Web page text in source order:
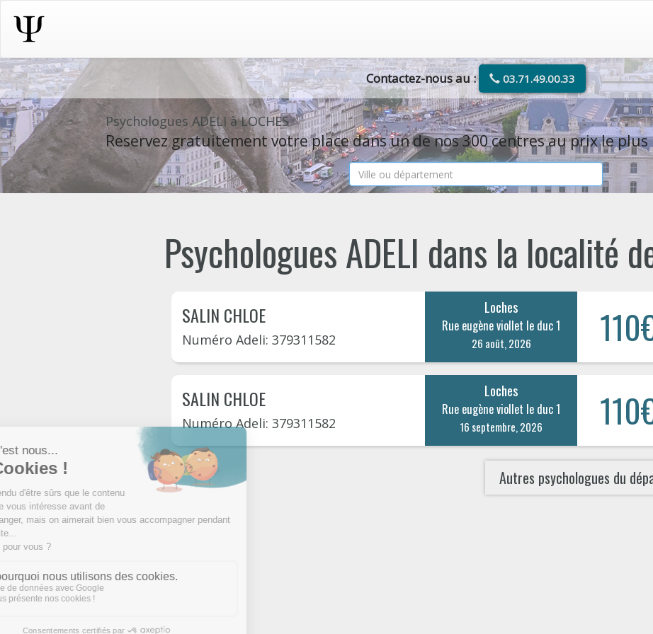
Contactez-nous au : 03.71.49.00.33
Psychologues ADELI à LOCHES
Reservez gratuitement votre place dans un de nos 300 centres au prix le plus
Psychologues ADELI dans la localité
SALIN CHLOE
Numéro Adeli: 379311582
Loches
Rue eugène viollet le duc 1
26 août, 2026
SALIN CHLOE
Numéro Adeli: 379311582
Loches
Rue eugène viollet le duc 1
16 septembre, 2026
Autres psychologues du